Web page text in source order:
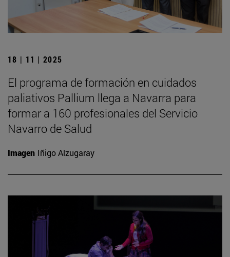
18 | 11 | 2025
El programa de formación en cuidados
paliativos Pallium llega a Navarra para
formar a 160 profesionales del Servicio
Navarro de Salud
Imagen Iñigo Alzugaray